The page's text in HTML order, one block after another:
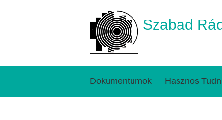
Szabad
Dokumentumok Hasznos